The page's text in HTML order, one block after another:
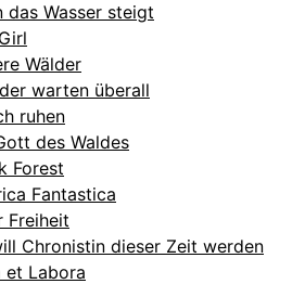
das Wasser steigt
Wälder
warten überall
ruhen
des Waldes
Forest
Fantastica
Freiheit
Chronistin dieser Zeit werden
et Labora